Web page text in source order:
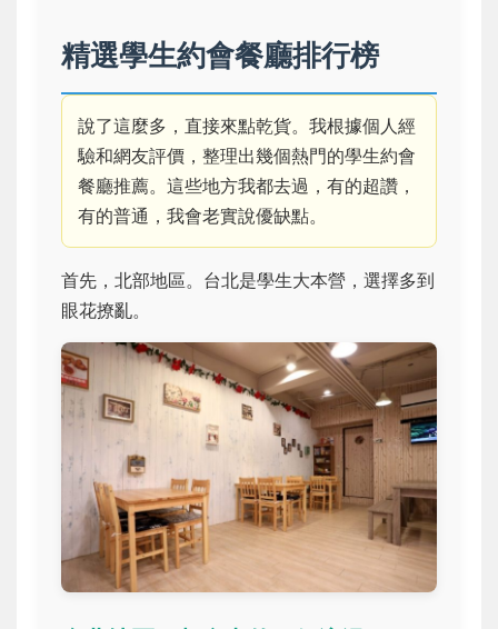
精選學生約會餐廳排行榜
說了這麼多，直接來點乾貨。我根據個人經
驗和網友評價，整理出幾個熱門的學生約會
餐廳推薦。這些地方我都去過，有的超讚，
有的普通，我會老實說優缺點。
首先，北部地區。台北是學生大本營，選擇多到
眼花撩亂。